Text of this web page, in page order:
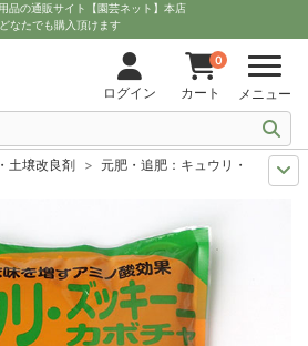
品の通販サイト【園芸ネット】本店
どなたでも購入頂けます
ログイン
0
カート メニュー
土壌改良剤
元肥・追肥：キュウリ・ズッキ
元肥・追肥：キュウリ・ズッキーニ・
材 元肥・追肥：キュウリ・ズッキーニ・